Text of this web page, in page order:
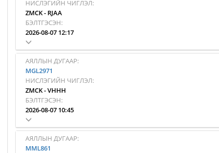
НИСЛЭГИЙН ЧИГЛЭЛ:
ZMCK- RJAA
БЭЛТГЭСЭН:
2026-08-07 12:17
АЯЛЛЫН ДУГААР:
MGL2971
НИСЛЭГИЙН ЧИГЛЭЛ:
ZMCK-VHHH
БЭЛТГЭСЭН:
2026-08-07 10:45
АЯЛЛЫН ДУГААР:
MML861